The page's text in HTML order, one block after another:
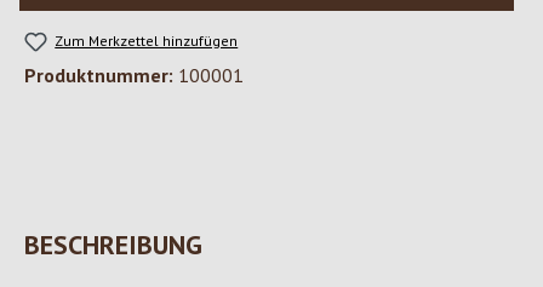
Zum Merkzettel hinzufügen
Produktnummer: 100001
BESCHREIBUNG